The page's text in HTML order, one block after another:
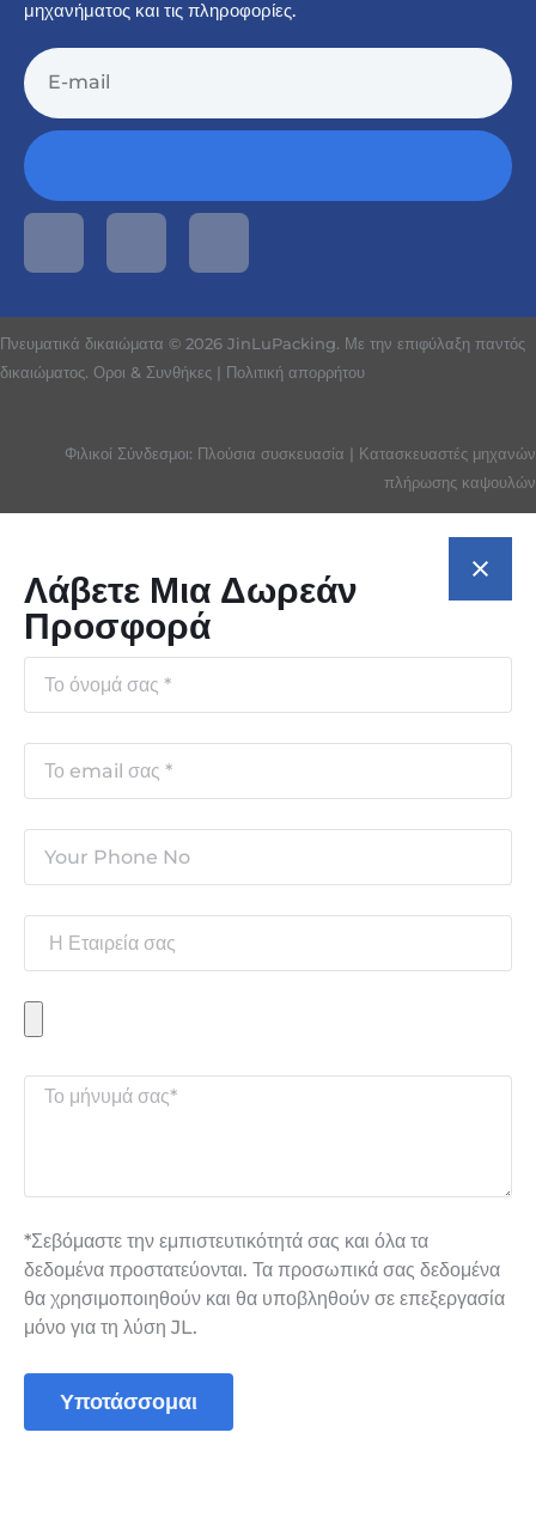
μηχανήματος και τις πληροφορίες.
Πνευματικά δικαιώματα © 2026 JinLuPacking. Με την επιφύλαξη παντός
δικαιώματος. Οροι & Συνθήκες | Πολιτική απορρήτου
Φιλικοί Σύνδεσμοι: Πλούσια συσκευασία | Κατασκευαστές μηχανών
πλήρωσης καψουλών
Λάβετε Μια Δωρεάν
Προσφορά
*Σεβόμαστε την εμπιστευτικότητά σας και όλα τα
δεδομένα προστατεύονται. Τα προσωπικά σας δεδομένα
θα χρησιμοποιηθούν και θα υποβληθούν σε επεξεργασία
μόνο για τη λύση JL.
Υποτάσσομαι